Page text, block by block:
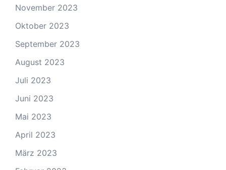
November 2023
Oktober 2023
September 2023
August 2023
Juli 2023
Juni 2023
Mai 2023
April 2023
März 2023